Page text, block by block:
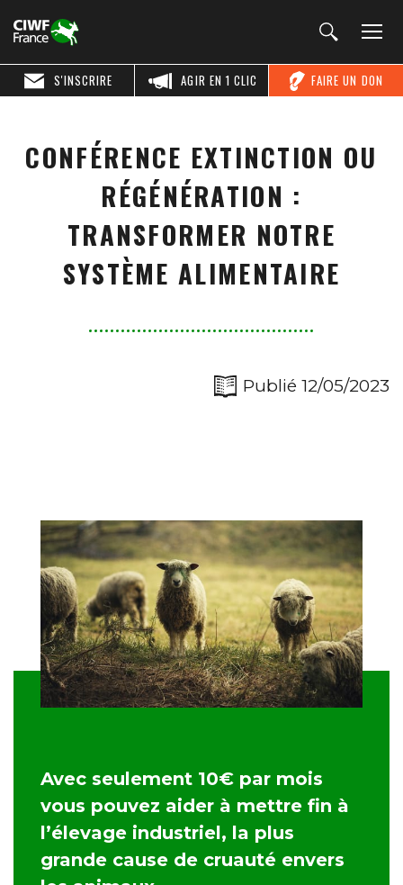
FAIRE UN DON
AGIR EN 1 CLIC
S'INSCRIRE
CONFÉRENCE EXTINCTION OU
RÉGÉNÉRATION :
TRANSFORMER NOTRE
SYSTÈME ALIMENTAIRE
Publié 12/05/2023
Avec seulement 10€ par mois
vous pouvez aider à mettre fin à
l’élevage industriel, la plus
grande cause de cruauté envers